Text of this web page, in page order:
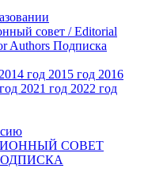
совет / Editorial
Authors Подписка
2014 год 2015 год 2016
2021 год 2022 год
СОВЕТ